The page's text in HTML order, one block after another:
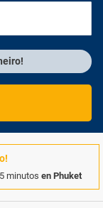
minutos en Phuket